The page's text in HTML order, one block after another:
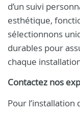
d’un suivi
esthétique,
sélectionnons
durables pour
chaque
Contactez nos
Pour l’installation